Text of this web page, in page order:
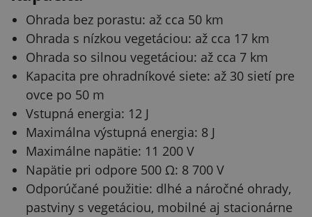
Ohrada bez porastu: až cca 50 km
Ohrada s nízkou vegetáciou: až cca 17 km
Ohrada so silnou vegetáciou: až cca 7 km
Kapacita pre ohradníkové siete: až 30 sietí pre
ovce po 50 m
Vstupná energia: 12 J
Maximálna výstupná energia: 8 J
Maximálne napätie: 11 200 V
Napätie pri odpore 500 Ω: 8 700 V
Odporúčané použitie: dlhé a náročné ohrady,
pastviny s vegetáciou, mobilné aj stacionárne